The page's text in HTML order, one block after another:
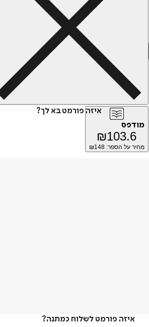
איזה פורמט בא לך?
מודפס
₪103.6
מחיר על הספר: ₪148
איזה פורמט לשלוח כמתנה?